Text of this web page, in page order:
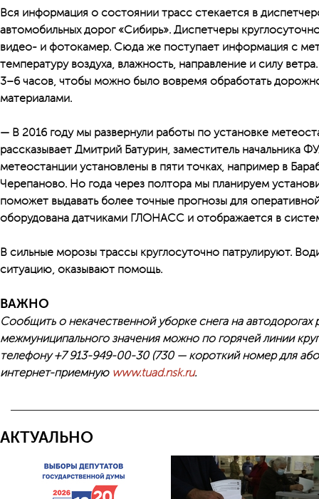
Вся информация о состоянии трасс стекается в
автомобильных дорог «Сибирь». Диспетчеры
видео- и фотокамер. Сюда же поступает информация с
температуру воздуха, влажность, направление и силу
3–6 часов, чтобы можно было вовремя обработать
материалами.
— В 2016 году мы развернули работы по установке
рассказывает Дмитрий Батурин, заместитель начальника
метеостанции установлены в пяти точках, например в
Черепаново. Но года через полтора мы планируем
поможет выдавать более точные прогнозы для
оборудована датчиками ГЛОНАСС и отображается в
В сильные морозы трассы круглосуточно патрулируют.
ситуацию, оказывают помощь.
ВАЖНО
Сообщить о некачественной уборке снега на автодорогах
межмуниципального значения можно по горячей линии
телефону +7 913-949-00-30 (730 — короткий номер для
интернет-приемную www.tuad.nsk.ru.
АКТУАЛЬНО